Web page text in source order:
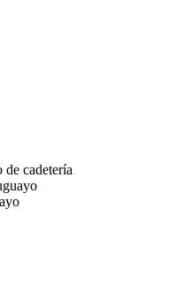
cadetería